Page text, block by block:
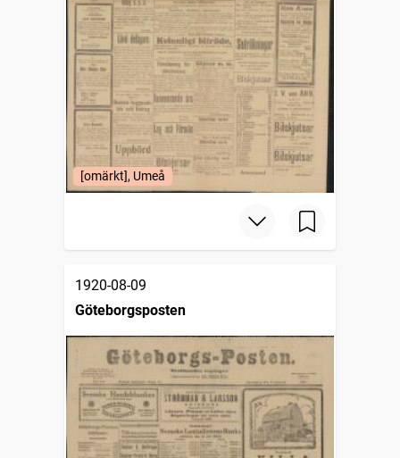
[omärkt], Umeå
1920-08-09
Göteborgsposten